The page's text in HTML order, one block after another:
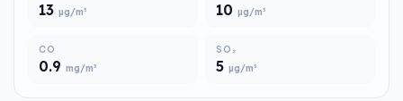
13 µg/m³ 10 µg/m³
CO
0.9 mg/m³
SO₂
5 µg/m³